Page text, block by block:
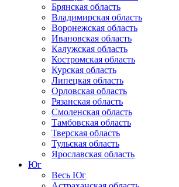
Брянская область
Владимирская область
Воронежская область
Ивановская область
Калужская область
Костромская область
Курская область
Липецкая область
Орловская область
Рязанская область
Смоленская область
Тамбовская область
Тверская область
Тульская область
Ярославская область
Юг
Весь Юг